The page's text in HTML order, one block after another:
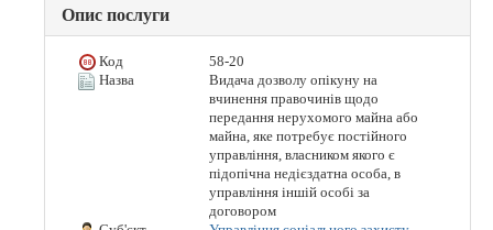
Опис послуги
Код
58-20
Назва
Видача дозволу опікуну на
вчинення правочинів щодо
передання нерухомого майна або
майна, яке потребує постійного
управління, власником якого є
підопічна недієздатна особа, в
управління іншій особі за
договором